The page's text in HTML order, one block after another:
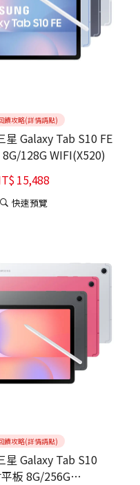
饋攻略(詳情請點)
Tab S10 FE
128G WIFI(X520)
15,488
快速預覽
饋攻略(詳情請點)
星 Galaxy Tab S10
板 8G/256G